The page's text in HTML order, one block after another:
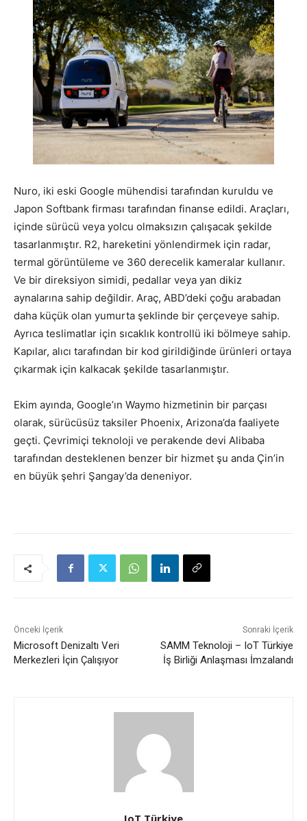
Nuro, iki eski Google mühendisi tarafından kuruldu ve
Japon Softbank firması tarafından finanse edildi. Araçları,
içinde sürücü veya yolcu olmaksızın çalışacak şekilde
tasarlanmıştır. R2, hareketini yönlendirmek için radar,
termal görüntüleme ve 360 ​​derecelik kameralar kullanır.
Ve bir direksiyon simidi, pedallar veya yan dikiz
aynalarına sahip değildir. Araç, ABD’deki çoğu arabadan
daha küçük olan yumurta şeklinde bir çerçeveye sahip.
Ayrıca teslimatlar için sıcaklık kontrollü iki bölmeye sahip.
Kapılar, alıcı tarafından bir kod girildiğinde ürünleri ortaya
çıkarmak için kalkacak şekilde tasarlanmıştır.
Ekim ayında, Google’ın Waymo hizmetinin bir parçası
olarak, sürücüsüz taksiler Phoenix, Arizona’da faaliyete
geçti. Çevrimiçi teknoloji ve perakende devi Alibaba
tarafından desteklenen benzer bir hizmet şu anda Çin’in
en büyük şehri Şangay’da deneniyor.
Önceki İçerik
Microsoft Denizaltı Veri
Merkezleri İçin Çalışıyor
Sonraki İçerik
SAMM Teknoloji – IoT Türkiye
İş Birliği Anlaşması İmzalandı